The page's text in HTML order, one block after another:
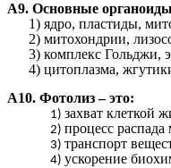
А9. Основные
1) ядро, пластиды,
2) митохондрии,
3) комплекс Гольджи,
4) цитоплазма,
А10. Фотолиз – это:
захват клеткой
процесс
транспорт
ускорение